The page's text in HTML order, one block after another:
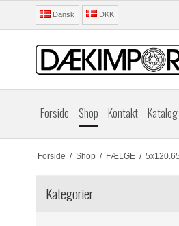
Dansk DKK
Forside Shop Kontakt Katalog
Forside / Shop / FÆLGE /
Kategorier